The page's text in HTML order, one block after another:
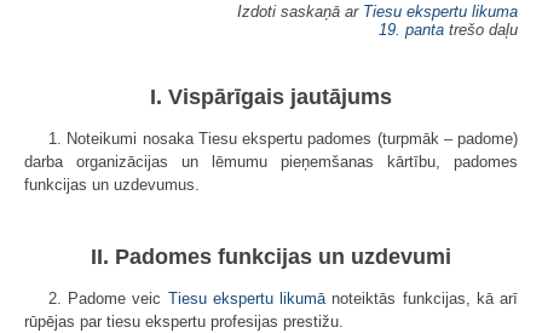
Izdoti saskaņā ar Tiesu ekspertu likuma
19. panta trešo daļu
I. Vispārīgais jautājums
1. Noteikumi nosaka Tiesu ekspertu padomes (turpmāk – padome)
darba organizācijas un lēmumu pieņemšanas kārtību, padomes
funkcijas un uzdevumus.
II. Padomes funkcijas un uzdevumi
2. Padome veic Tiesu ekspertu likumānoteiktās funkcijas, kā arī
rūpējas par tiesu ekspertu profesijas prestižu.